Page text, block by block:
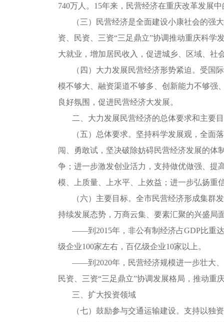
740万人。15年来，民营经济在重庆改革发展
（三）民营经济是全面建设小康社会的强
资、民资、三资“三足鼎立”协调推动重庆科学
大就业，增加居民收入，促进城乡、区域、社
（四）大力发展民营经济形势紧迫。受国
模不够大、融资渠道不够多、创新能力不够强
良好氛围，促进民营经济大发展。
二、大力发展民营经济的总体要求和主要
（五）总体要求。坚持科学发展观，全面
闯、勇敢试，坚决破除妨碍民营经济发展的体
争；进一步激发创业活力，支持做优做强、提
模、上质量、上水平、上效益；进一步弘扬重
（六）主要目标。全市民营经济形成集群
持续发展态势，万商云集、要素汇聚的兴盛局
――到2015年，非公有制经济占GDP比重
级企业100家左右，百亿级企业10家以上。
――到2020年，民营经济规模进一步壮大
民资、三资“三足鼎立”协调发展格局，推动重
三、扩大投资领域
（七）鼓励参与交通运输建设。支持以独